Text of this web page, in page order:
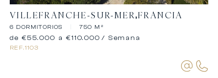
VILLEFRANCHE-SUR-MER FRANCIA
6 DORMITORIOS 750 M²
REF.1103
de €55.000 a €110.000 / Semana